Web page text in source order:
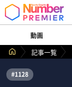
動画
記事一覧
#1128